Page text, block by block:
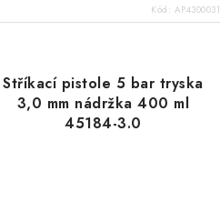
Kód: AP4300031
Stříkací pistole 5 bar tryska
3,0 mm nádržka 400 ml
45184-3.0